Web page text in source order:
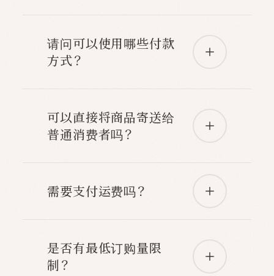
请问可以使用哪些付款
方式？
可以直接将商品寄送给
普通消费者吗？
需要支付运费吗？
是否有最低订购量限
制？